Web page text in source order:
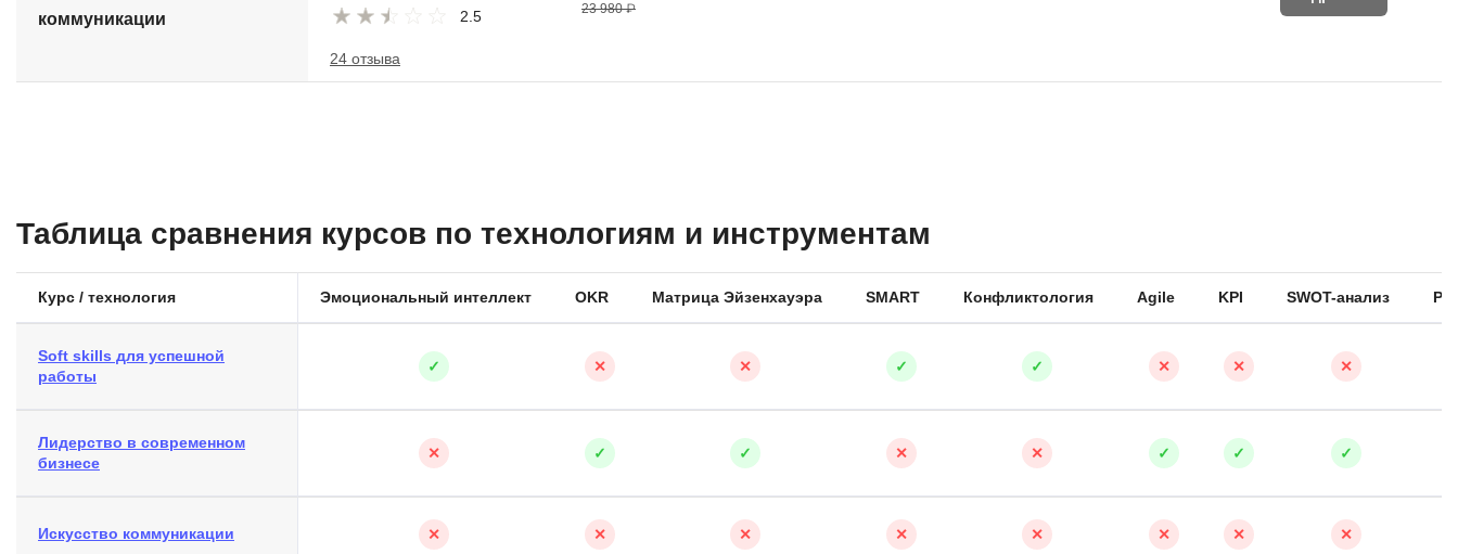
коммуникации 2.5
24 отзыва
23 980 ₽
Таблица сравнения курсов по технологиям и инструментам
Курс / технология Эмоциональный интеллект OKR Матрица Эйзенхауэра SMART Конфликтология Agile KPI SWOT-анализ
Soft skills для успешной
работы
✓ ✕ ✕ ✓ ✓ ✕ ✕ ✕
Лидерство в современном
бизнесе
✕ ✓ ✓ ✕ ✕ ✓ ✓ ✓
Искусство коммуникации ✕ ✕ ✕ ✕ ✕ ✕ ✕ ✕